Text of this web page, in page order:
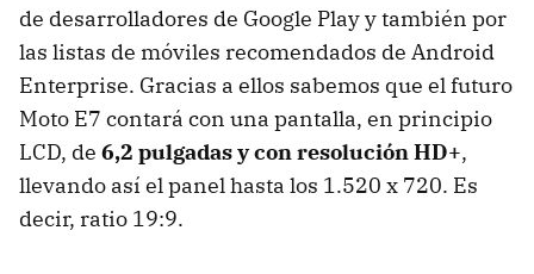
de desarrolladores de Google Play y también por
las listas de móviles recomendados de Android
Enterprise. Gracias a ellos sabemos que el futuro
Moto E7 contará con una pantalla, en principio
LCD, de 6,2 pulgadas y con resolución HD+,
llevando así el panel hasta los 1.520 x 720. Es
decir, ratio 19:9.